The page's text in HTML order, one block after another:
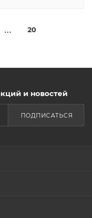
20
и новостей
ПОДПИСАТЬСЯ